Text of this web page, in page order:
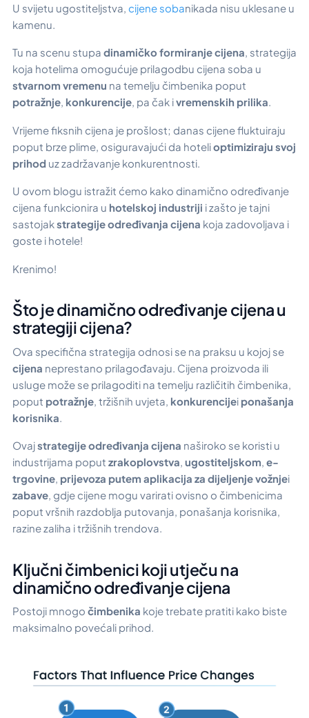
U svijetu ugostiteljstva, cijene sobanikada nisu uklesane u
kamenu.
Tu na scenu stupa dinamičko formiranje cijena, strategija
koja hotelima omogućuje prilagodbu cijena soba u
stvarnom vremenu na temelju čimbenika poput
potražnje, konkurencije, pa čak ivremenskih prilika.
Vrijeme fiksnih cijena je prošlost; danas cijene fluktuiraju
poput brze plime, osiguravajući da hotelioptimiziraju svoj
prihod uz zadržavanje konkurentnosti.
U ovom blogu istražit ćemo kako dinamično određivanje
cijena funkcionira u hotelskoj industriji i zašto je tajni
sastojakstrategije određivanja cijena koja zadovoljava i
goste i hotele!
Krenimo!
Što je dinamično određivanje cijena u
strategiji cijena?
Ova specifična strategija odnosi se na praksu u kojoj se
cijena neprestano prilagođavaju. Cijena proizvoda ili
usluge može se prilagoditi na temelju različitih čimbenika,
poput potražnje , tržišnih uvjeta, konkurencijei ponašanja
korisnika
Ovajstrategije određivanja cijena naširoko se koristi u
industrijama poput zrakoplovstva, ugostiteljskom, e-
trgovine, prijevoza putem aplikacija za dijeljenje vožnjei
zabave, gdje cijene mogu varirati ovisno o čimbenicima
poput vršnih razdoblja putovanja, ponašanja korisnika,
razine zaliha i tržišnih trendova.
Ključni čimbenici koji utječu na
dinamično određivanje cijena
Postoji mnogo čimbenika koje trebate pratiti kako biste
maksimalno povećali prihod.